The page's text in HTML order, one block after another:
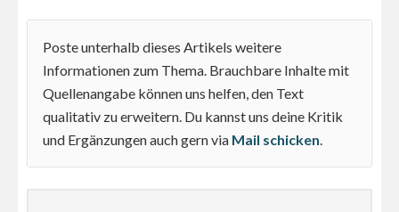
Poste unterhalb dieses Artikels weitere
Informationen zum Thema. Brauchbare Inhalte mit
Quellenangabe können uns helfen, den Text
qualitativ zu erweitern. Du kannst uns deine Kritik
und Ergänzungen auch gern via Mail schicken.